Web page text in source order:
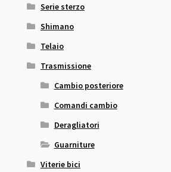
Serie sterzo
Shimano
Telaio
Trasmissione
Cambio posteriore
Comandi cambio
Deragliatori
Guarniture
Viterie bici